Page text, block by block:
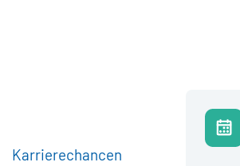
Karrierechancen